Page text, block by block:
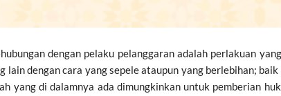
dengan pelaku pelanggaran adalah perlakuan
lain dengan cara yang sepele ataupun yang berlebihan;
yang di dalamnya ada dimungkinkan untuk pemberian